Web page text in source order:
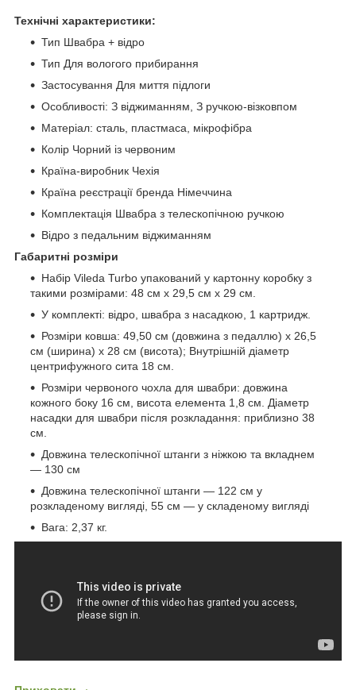
Технічні характеристики:
Тип Швабра + відро
Тип Для вологого прибирання
Застосування Для миття підлоги
Особливості: З віджиманням, З ручкою-візковпом
Матеріал: сталь, пластмаса, мікрофібра
Колір Чорний із червоним
Країна-виробник Чехія
Країна реєстрації бренда Німеччина
Комплектація Швабра з телескопічною ручкою
Відро з педальним віджиманням
Габаритні розміри
Набір Vileda Turbo упакований у картонну коробку з
такими розмірами: 48 см х 29,5 см х 29 см.
У комплекті: відро, швабра з насадкою, 1 картридж.
Розміри ковша: 49,50 см (довжина з педаллю) х 26,5
см (ширина) х 28 см (висота); Внутрішній діаметр
центрифужного сита 18 см.
Розміри червоного чохла для швабри: довжина
кожного боку 16 см, висота елемента 1,8 см. Діаметр
насадки для швабри після розкладання: приблизно 38
см.
Довжина телескопічної штанги з ніжкою та вкладнем
— 130 см
Довжина телескопічної штанги — 122 см у
розкладеному вигляді, 55 см — у складеному вигляді
Вага: 2,37 кг.